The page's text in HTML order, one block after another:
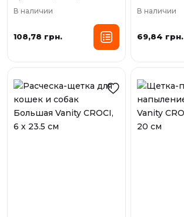
В наличии
108,78 грн.
В наличии
69,84 грн.